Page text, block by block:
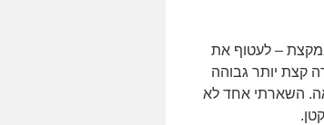
– לעטוף את
קצת יותר גבוהה
השארתי אחד לא